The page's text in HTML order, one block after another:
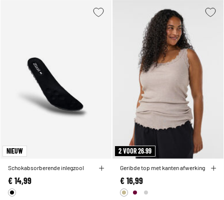
NIEUW
Schokabsorberende inlegzool
€ 14,99
2 VOOR 26.99
Geribde top met kanten afwerking
€ 16,99